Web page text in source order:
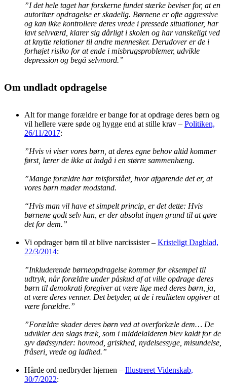
”I det hele taget har forskerne fundet stærke beviser for, at en
autoritær opdragelse er skadelig. Børnene er ofte aggressive
og kan ikke kontrollere deres vrede i pressede situationer, har
lavt selvværd, klarer sig dårligt i skolen og har vanskeligt ved
at knytte relationer til andre mennesker. Derudover er de i
forhøjet risiko for at ende i misbrugsproblemer, udvikle
depression og begå selvmord.”
Om undladt opdragelse
Alt for mange forældre er bange for at opdrage deres børn og
vil hellere være søde og hygge end at stille krav – Politiken,
26/11/2017:
”Hvis vi viser vores børn, at deres egne behov altid kommer
først, lærer de ikke at indgå i en større sammenhæng.
”Mange forældre har misforstået, hvor afgørende det er, at
vores børn møder modstand.
“Hvis man vil have et simpelt princip, er det dette: Hvis
børnene godt selv kan, er der absolut ingen grund til at gøre
det for dem.”
Vi opdrager børn til at blive narcissister – Kristeligt Dagblad,
22/3/2014:
”Inkluderende børneopdragelse kommer for eksempel til
udtryk, når forældre under påskud af at ville opdrage deres
børn til demokrati foregiver at være lige med deres børn, ja,
at være deres venner. Det betyder, at de i realiteten opgiver at
være forældre.”
”Forældre skader deres børn ved at overforkæle dem… De
udvikler den slags træk, som i middelalderen blev kaldt for de
syv dødssynder: hovmod, griskhed, nydelsessyge, misundelse,
fråseri, vrede og ladhed.”
Hårde ord nedbryder hjernen – Illustreret Videnskab,
30/7/2022: